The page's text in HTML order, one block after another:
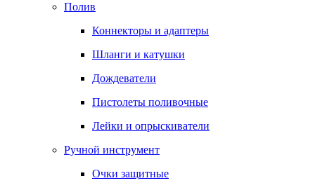
Полив
Коннекторы и адаптеры
Шланги и катушки
Дождеватели
Пистолеты поливочные
Лейки и опрыскиватели
Ручной инструмент
Очки защитные